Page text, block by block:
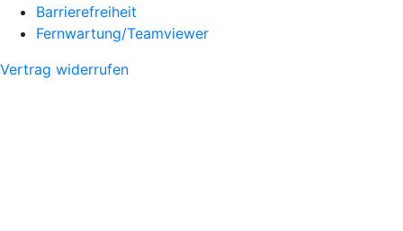
Barrierefreiheit
Fernwartung/Teamviewer
Vertrag widerrufen